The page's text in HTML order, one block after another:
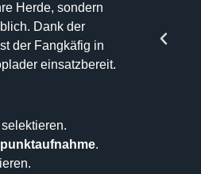
Herde, sondern
Dank der
der Fangkäfig in
einsatzbereit.
.